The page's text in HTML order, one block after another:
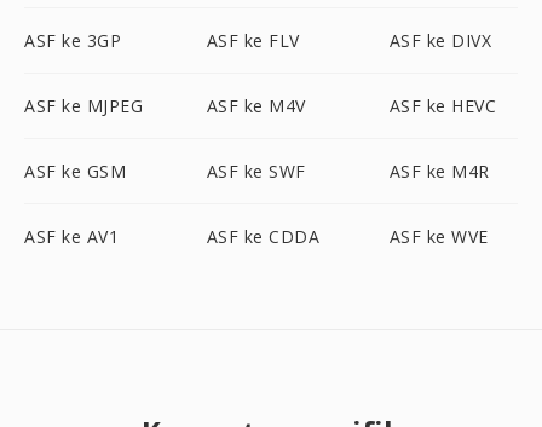
ASF ke 3GP ASF ke FLV ASF ke DIVX
ASF ke MJPEG ASF ke M4V ASF ke HEVC
ASF ke GSM ASF ke SWF ASF ke M4R
ASF ke AV1 ASF ke CDDA ASF ke WVE